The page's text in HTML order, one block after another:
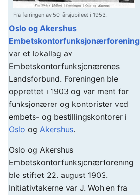
Fra feiringen av 50-årsjubileet i 1953.
Oslo og Akershus
Embetskontorfunksjonærforening
var et lokallag av
Embetskontorfunksjonærenes
Landsforbund. Foreningen ble
opprettet i 1903 og var ment for
funksjonærer og kontorister ved
embets- og bestillingskontorer i
Oslo og Akershus.
Oslo og Akershus
Embetskontorfunksjonærforening
ble stiftet 22. august 1903.
Initiativtakerne var J. Wohlen fra